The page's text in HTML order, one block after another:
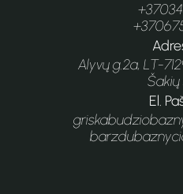
Alyvų g.2a, LT-
Šakių
El.